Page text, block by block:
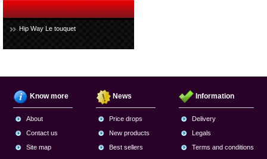
Hip Way Le touquet
Know more
About
Contact us
Site map
News
Price drops
New products
Best sellers
Information
Delivery
Legals
Terms and conditions